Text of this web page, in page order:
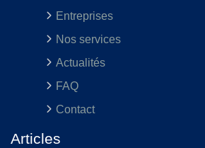
Entreprises
Nos services
Actualités
FAQ
Contact
Articles